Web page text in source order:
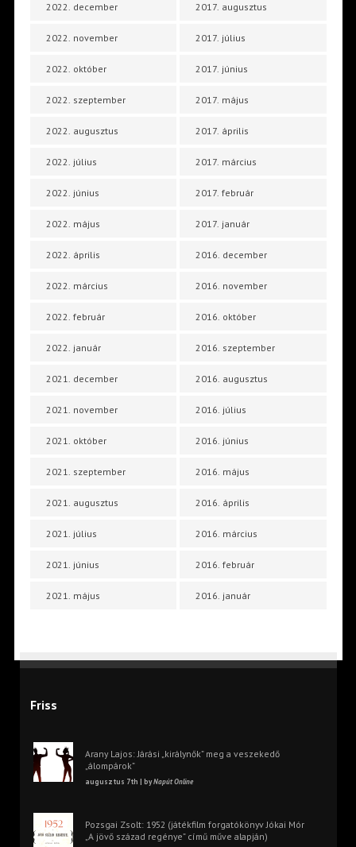
2022. december
2022. november
2022. október
2022. szeptember
2022. augusztus
2022. július
2022. június
2022. május
2022. április
2022. március
2022. február
2022. január
2021. december
2021. november
2021. október
2021. szeptember
2021. augusztus
2021. július
2021. június
2021. május
2017. augusztus
2017. július
2017. június
2017. május
2017. április
2017. március
2017. február
2017. január
2016. december
2016. november
2016. október
2016. szeptember
2016. augusztus
2016. július
2016. június
2016. május
2016. április
2016. március
2016. február
2016. január
Friss
Arany Lajos: Járási „királynők” meg a veszekedő
„álompárok”
augusztus 7th | byNapút Online
Pozsgai Zsolt: 1952 (játékfilm forgatókönyv Jókai Mór
„A jövő század regénye” című műve alapján)